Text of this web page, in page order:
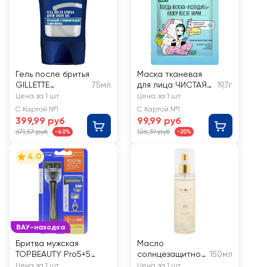
Гель после бритья
GILLETTE
питающий,
тонизирующий
75мл
Цена за 1 шт
С Картой №1
399,99 руб
671,57 руб -40%
Маска тканевая
для лица ЧИСТАЯ
ЛИНИЯ Идеальная
кожа
19,7г
Цена за 1 шт
С Картой №1
99,99 руб
126,39 руб -20%
ВАУ-находка
4.0
Бритва мужская
TOPBEAUTY Pro5+5
сменных кассет
Цена за 1 шт
Масло
солнцезащитное
для тела MIXIT
150мл
Цена за 1 шт